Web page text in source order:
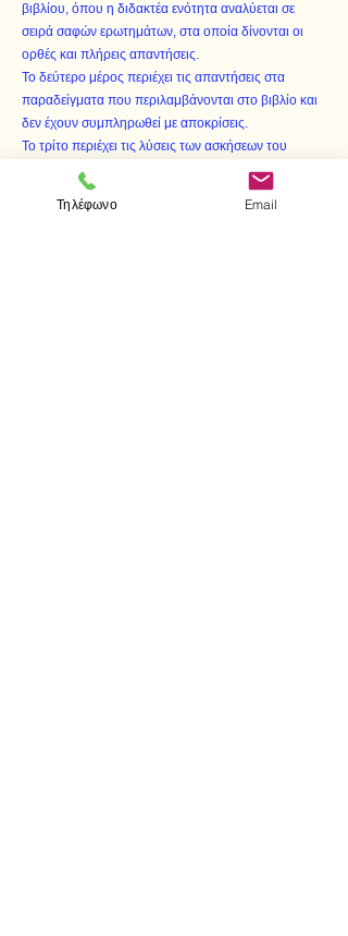
βιβλίου, όπου η διδακτέα ενότητα αναλύεται σε
σειρά σαφών ερωτημάτων, στα οποία δίνονται οι
ορθές και πλήρεις απαντήσεις.
Το δεύτερο μέρος περιέχει τις απαντήσεις στα
παραδείγματα που περιλαμβάνονται στο βιβλίο και
δεν έχουν συμπληρωθεί με αποκρίσεις.
Το τρίτο περιέχει τις λύσεις των ασκήσεων του
διδακτικού βιβλίου.
Το τέταρτο, τέλος, περιέχει ασκήσεις έξω από το
διδακτικό βιβλίο, με τις λύσεις τους, που θα
Τηλέφωνο Email